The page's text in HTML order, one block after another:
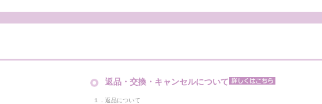
返品・交換・キャンセルについて
１．返品について